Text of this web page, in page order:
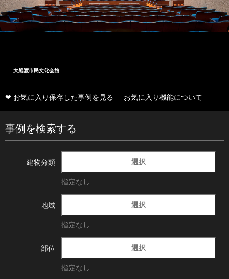
大船渡市民文化会館
❤ お気に入り保存した事例を見る お気に入り機能について
事例を検索する
建物分類 選択
指定なし
地域 選択
指定なし
部位 選択
指定なし